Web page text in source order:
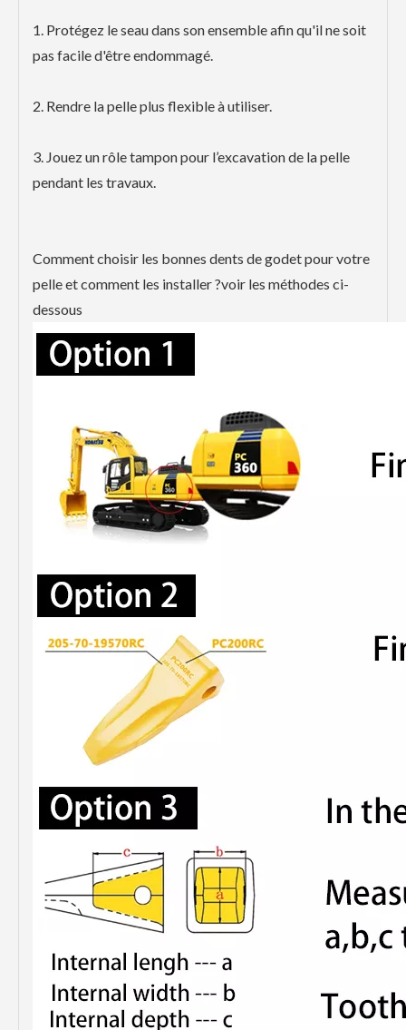
1. Protégez le seau dans son ensemble afin qu'il ne soit
pas facile d'être endommagé.
2. Rendre la pelle plus flexible à utiliser.
3. Jouez un rôle tampon pour l’excavation de la pelle
pendant les travaux.
Comment choisir les bonnes dents de godet pour votre
pelle et comment les installer ?voir les méthodes ci-
dessous